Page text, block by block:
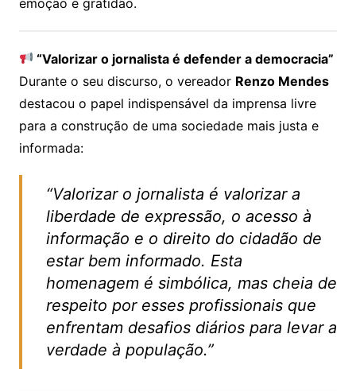
“Valorizar o jornalista é defender a democracia”
Durante o seu discurso, o vereador Renzo Mendes
destacou o papel indispensável da imprensa livre
para a construção de uma sociedade mais justa e
informada:
“Valorizar o jornalista é valorizar a
liberdade de expressão, o acesso à
informação e o direito do cidadão de
estar bem informado. Esta
homenagem é simbólica, mas cheia de
respeito por esses profissionais que
enfrentam desafios diários para levar a
verdade à população.”